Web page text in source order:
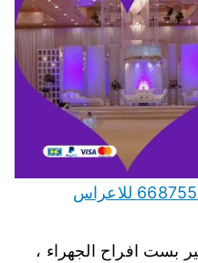
تأجير بست افراح الجهراء 66875552 للاعراس
بست افراح الجهراء ،